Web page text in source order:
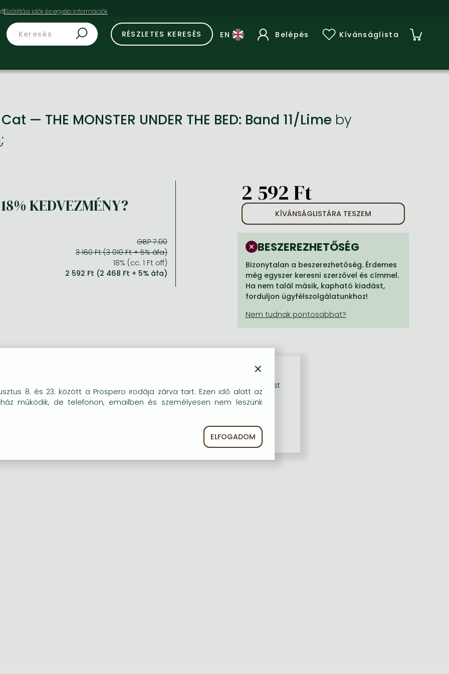
RÉSZLETES KERESÉS Belépés Kívánságlista
— THE MONSTER UNDER THE BED: Band 11/Lime by
;
18% KEDVEZMÉNY?
GBP 7.00
3 160 Ft (3 010 Ft + 5% áfa)
18% (cc. 1 Ft off)
2 592 Ft (2 468 Ft + 5% áfa)
2 592 Ft
KÍVÁNSÁGLISTÁRA TESZEM
BESZEREZHETŐSÉG
Bizonytalan a beszerezhetőség. Érdemes
még egyszer keresni szerzővel és címmel.
Ha nem talál másik, kapható kiadást,
forduljon ügyfélszolgálatunkhoz!
×
8. és 23. között a Prospero irodája zárva tart. Ezen idő alatt az
működik, de telefonon, emailben és személyesen nem leszünk
ELFOGADOM
kat (sütiket) használunk, melyek célja, hogy teljesebb körű szolgáltatást
részére.